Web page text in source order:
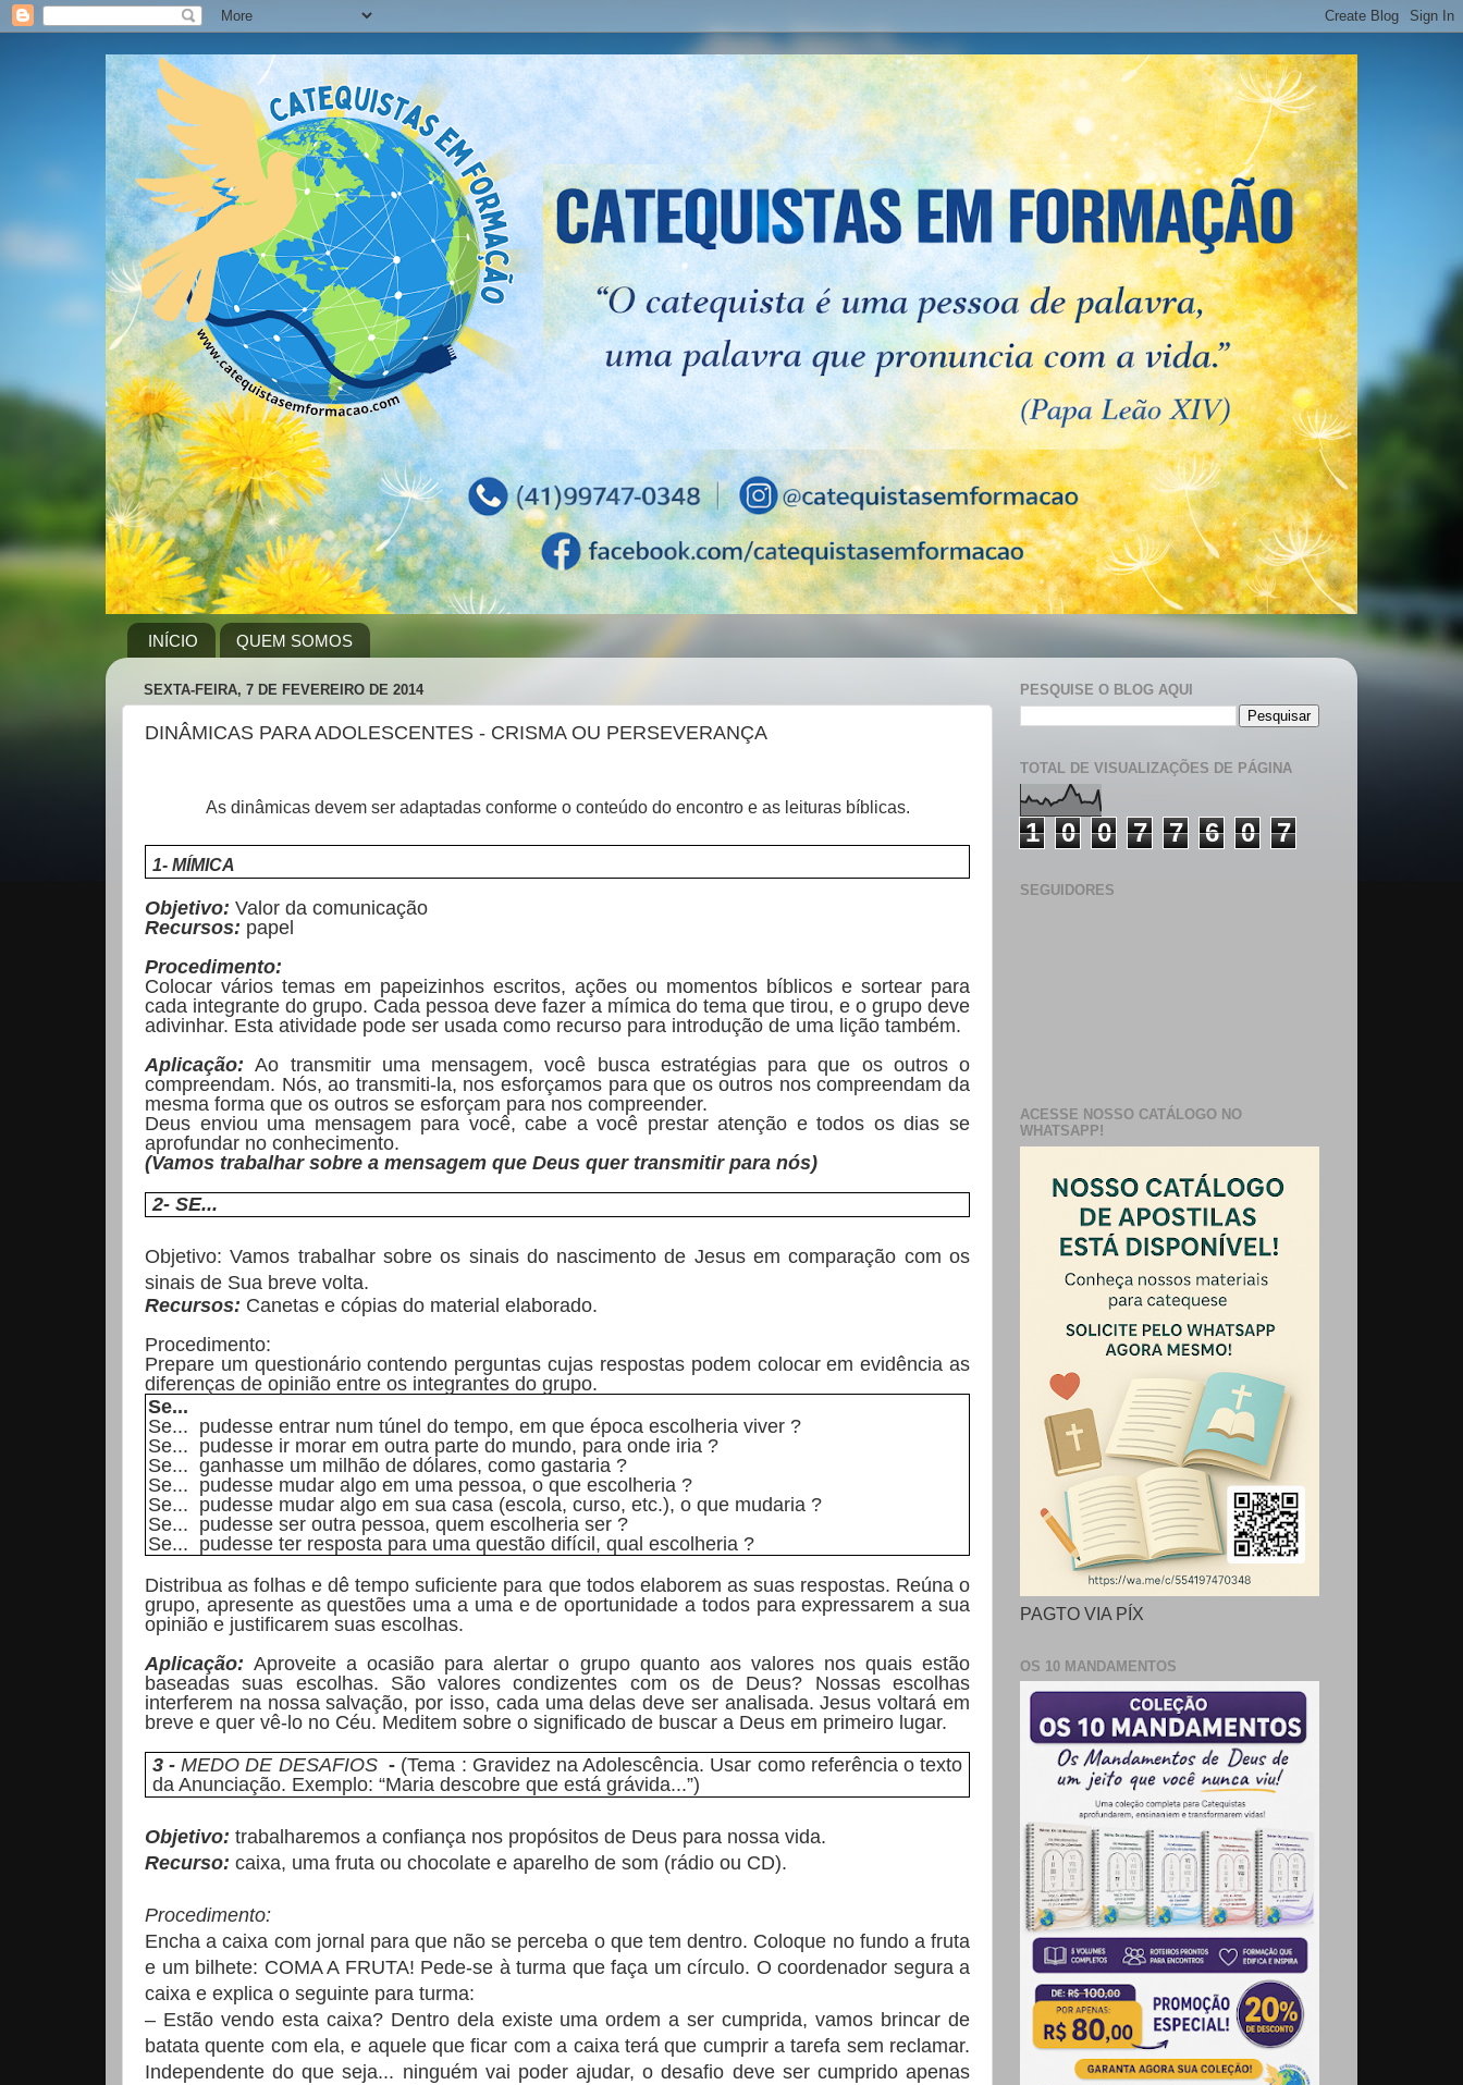
INÍCIO QUEM SOMOS
SEXTA-FEIRA, 7 DE FEVEREIRO DE 2014
DINÂMICAS PARA ADOLESCENTES - CRISMA OU PERSEVERANÇA
As dinâmicas devem ser adaptadas conforme o conteúdo do encontro e as leituras bíblicas.
1- MÍMICA
Objetivo: Valor da comunicação
Recursos: papel
Procedimento:
Colocar vários temas em papeizinhos escritos, ações ou momentos bíblicos e sortear para
cada integrante do grupo. Cada pessoa deve fazer a mímica do tema que tirou, e o grupo deve
adivinhar. Esta atividade pode ser usada como recurso para introdução de uma lição também.
Aplicação: Ao transmitir uma mensagem, você busca estratégias para que os outros o
compreendam. Nós, ao transmiti-la, nos esforçamos para que os outros nos compreendam da
mesma forma que os outros se esforçam para nos compreender.
Deus enviou uma mensagem para você, cabe a você prestar atenção e todos os dias se
aprofundar no conhecimento.
(Vamos trabalhar sobre a mensagem que Deus quer transmitir para nós)
2- SE...
Objetivo: Vamos trabalhar sobre os sinais do nascimento de Jesus em comparação com os
sinais de Sua breve volta.
Recursos: Canetas e cópias do material elaborado.
Procedimento:
Prepare um questionário contendo perguntas cujas respostas podem colocar em evidência as
diferenças de opinião entre os integrantes do grupo.
Se...
Se... pudesse entrar num túnel do tempo, em que época escolheria viver ?
Se... pudesse ir morar em outra parte do mundo, para onde iria ?
Se... ganhasse um milhão de dólares, como gastaria ?
Se... pudesse mudar algo em uma pessoa, o que escolheria ?
Se... pudesse mudar algo em sua casa (escola, curso, etc.), o que mudaria ?
Se... pudesse ser outra pessoa, quem escolheria ser ?
Se... pudesse ter resposta para uma questão difícil, qual escolheria ?
Distribua as folhas e dê tempo suficiente para que todos elaborem as suas respostas. Reúna o
grupo, apresente as questões uma a uma e de oportunidade a todos para expressarem a sua
opinião e justificarem suas escolhas.
Aplicação:Aproveite a ocasião para alertar o grupo quanto aos valores nos quais estão
baseadas suas escolhas. São valores condizentes com os de Deus? Nossas escolhas
interferem na nossa salvação, por isso, cada uma delas deve ser analisada. Jesus voltará em
breve e quer vê-lo no Céu. Meditem sobre o significado de buscar a Deus em primeiro lugar.
3 -MEDO DE DESAFIOS- (Tema : Gravidez na Adolescência. Usar como referência o texto
da Anunciação. Exemplo: “Maria descobre que está grávida...”)
Objetivo: trabalharemos a confiança nos propósitos de Deus para nossa vida.
Recurso: caixa, uma fruta ou chocolate e aparelho de som (rádio ou CD).
Procedimento:
Encha a caixa com jornal para que não se perceba o que tem dentro. Coloque no fundo a fruta
e um bilhete: COMA A FRUTA! Pede-se à turma que faça um círculo. O coordenador segura a
caixa e explica o seguinte para turma:
– Estão vendo esta caixa? Dentro dela existe uma ordem a ser cumprida, vamos brincar de
batata quente com ela, e aquele que ficar com a caixa terá que cumprir a tarefa sem reclamar.
Independente do que seja... ninguém vai poder ajudar, o desafio deve ser cumprido apenas
PESQUISE O BLOG AQUI
TOTAL DE VISUALIZAÇÕES DE PÁGINA
1 0 0 7 7 6 0 7
SEGUIDORES
ACESSE NOSSO CATÁLOGO NO
WHATSAPP!
PAGTO VIA PÍX
OS 10 MANDAMENTOS